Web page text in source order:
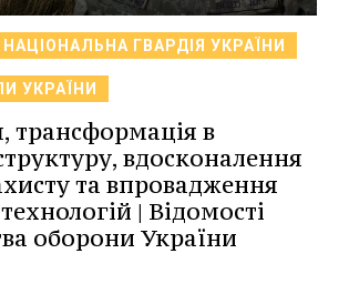
НАЦІОНАЛЬНА ГВАРДІЯ УКРАЇНИ
УКРАЇНИ
трансформація в
вдосконалення
та впровадження
| Відомості
оборони України